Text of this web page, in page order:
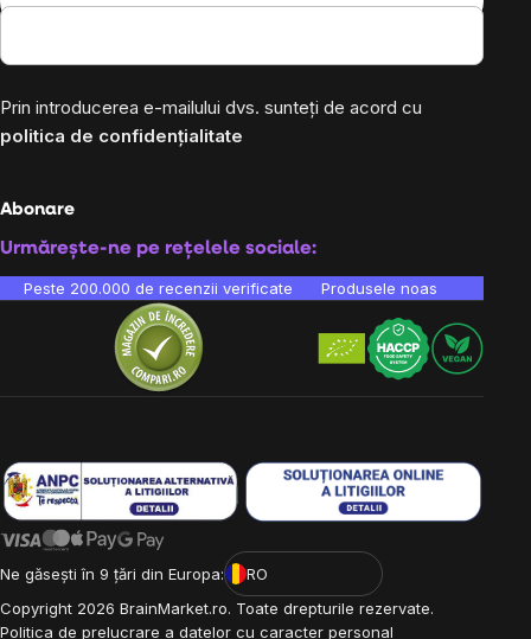
Prin introducerea e-mailului dvs. sunteți de acord cu
politica de confidențialitate
Abonare
Urmărește-ne pe rețelele sociale:
Peste 200.000 de recenzii verificate Produsele noastre sunt
Ne găsești în 9 țări din Europa:
RO
Copyright 2026 BrainMarket.ro. Toate drepturile rezervate.
Politica de prelucrare a datelor cu caracter personal